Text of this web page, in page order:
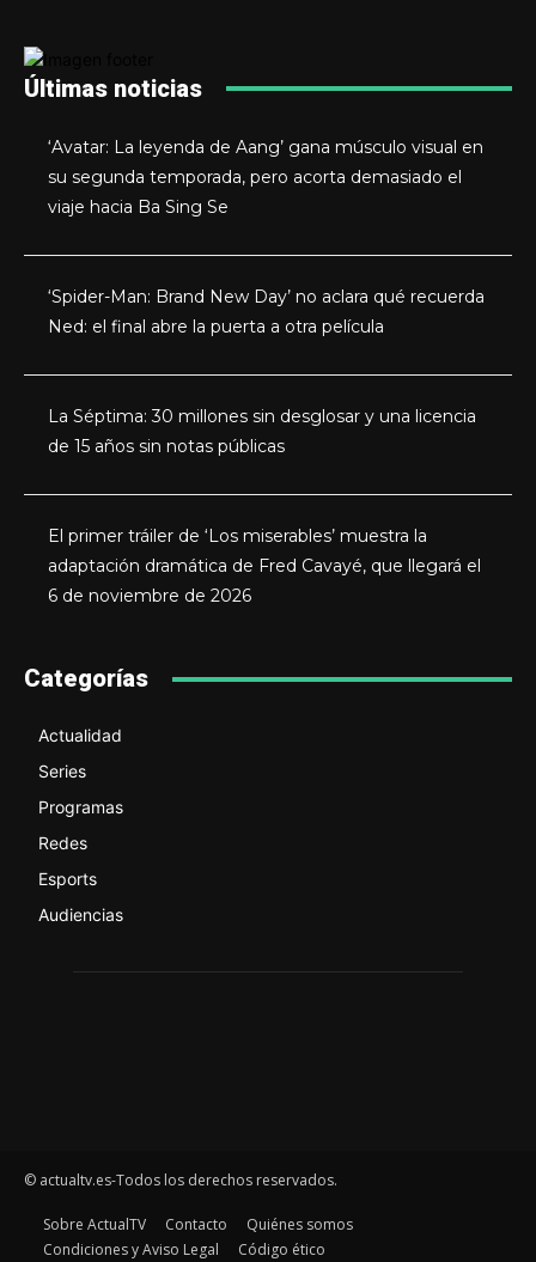
Últimas noticias
‘Avatar: La leyenda de Aang’ gana músculo visual en
su segunda temporada, pero acorta demasiado el
viaje hacia Ba Sing Se
‘Spider-Man: Brand New Day’ no aclara qué recuerda
Ned: el final abre la puerta a otra película
La Séptima: 30 millones sin desglosar y una licencia
de 15 años sin notas públicas
El primer tráiler de ‘Los miserables’ muestra la
adaptación dramática de Fred Cavayé, que llegará el
6 de noviembre de 2026
Categorías
Actualidad
Series
Programas
Redes
Esports
Audiencias
© actualtv.es-Todos los derechos reservados.
Sobre ActualTV Contacto
Quiénes somos
Condiciones y Aviso Legal
Código ético